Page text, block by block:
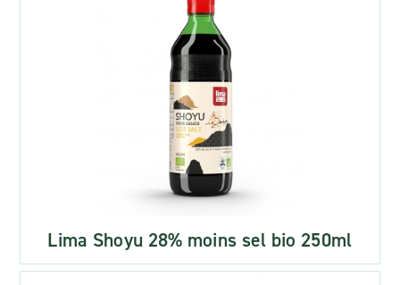
Lima Shoyu 28% moins sel bio 250ml